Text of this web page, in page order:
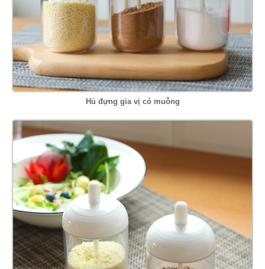
Hủ đựng gia vị có muỗng